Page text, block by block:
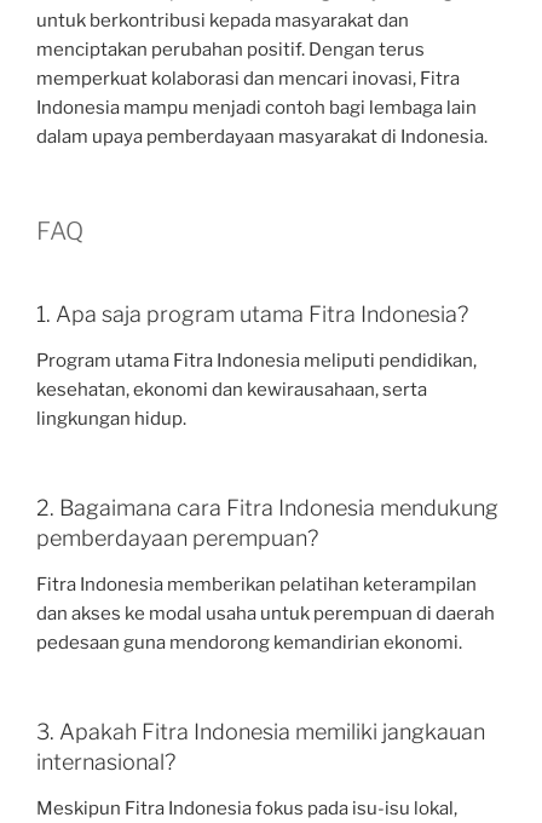
untuk berkontribusi kepada masyarakat dan
menciptakan perubahan positif. Dengan terus
memperkuat kolaborasi dan mencari inovasi, Fitra
Indonesia mampu menjadi contoh bagi lembaga lain
dalam upaya pemberdayaan masyarakat di Indonesia.
FAQ
1. Apa saja program utama Fitra Indonesia?
Program utama Fitra Indonesia meliputi pendidikan,
kesehatan, ekonomi dan kewirausahaan, serta
lingkungan hidup.
2. Bagaimana cara Fitra Indonesia mendukung
pemberdayaan perempuan?
Fitra Indonesia memberikan pelatihan keterampilan
dan akses ke modal usaha untuk perempuan di daerah
pedesaan guna mendorong kemandirian ekonomi.
3. Apakah Fitra Indonesia memiliki jangkauan
internasional?
Meskipun Fitra Indonesia fokus pada isu-isu lokal,